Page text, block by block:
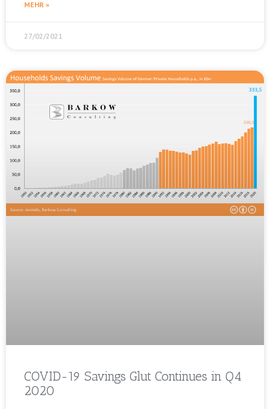
MEHR »
27/02/2021
COVID-19 Savings Glut Continues in Q4
2020